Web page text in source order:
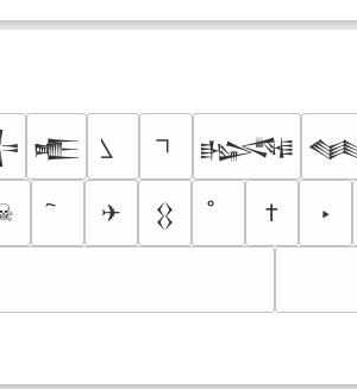
𒍫 𒈙
✈ 𒌐 † ‣